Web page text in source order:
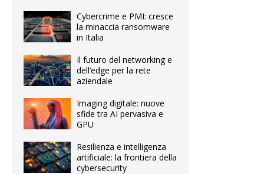
Cybercrime e PMI: cresce
la minaccia ransomware
in Italia
Il futuro del networking e
dell’edge per la rete
aziendale
Imaging digitale: nuove
sfide tra AI pervasiva e
GPU
Resilienza e intelligenza
artificiale: la frontiera della
cybersecurity